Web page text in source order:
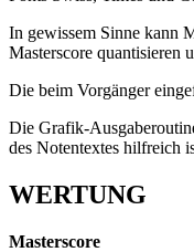
In gewissem Sinne kann
Masterscore quantisieren
Die beim Vorgänger
Die Grafik-
des Notentextes hilfreich
WERTUNG
Masterscore